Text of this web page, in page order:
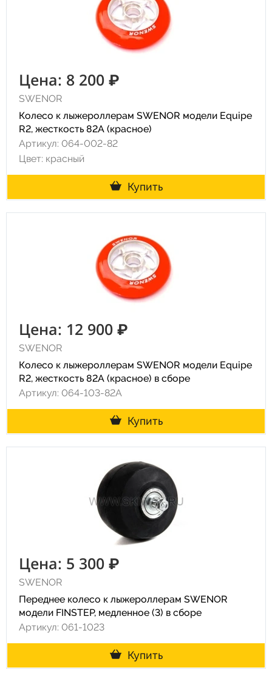
Цена: 8 200 ₽
SWENOR
Колесо к лыжероллерам SWENOR модели Equipe
R2, жесткость 82A (красное)
Артикул: 064-002-82
Цвет: красный
Купить
Цена: 12 900 ₽
SWENOR
Колесо к лыжероллерам SWENOR модели Equipe
R2, жесткость 82A (красное) в сборе
Артикул: 064-103-82A
Купить
Цена: 5 300 ₽
SWENOR
Переднее колесо к лыжероллерам SWENOR
модели FINSTEP, медленное (3) в сборе
Артикул: 061-1023
Купить